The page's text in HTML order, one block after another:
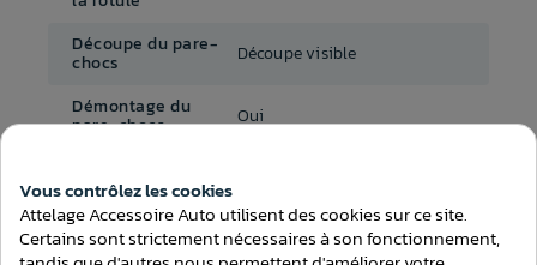
Découpe du pare-
chocs Découpe visible
Démontage du
pare-chocs Oui
(attelage)
Faisceau inclus Au choix avec ou sans
faisceau
Vous contrôlez les cookies
Attelage Accessoire Auto utilisent des cookies sur ce site.
Certains sont strictement nécessaires à son fonctionnement,